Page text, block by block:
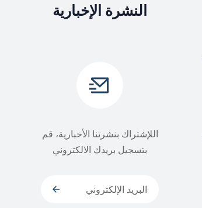
النشرة الإخبارية
اللإشتراك بنشرتنا الأخبارية، قم
بتسجيل بريدك الالكتروني